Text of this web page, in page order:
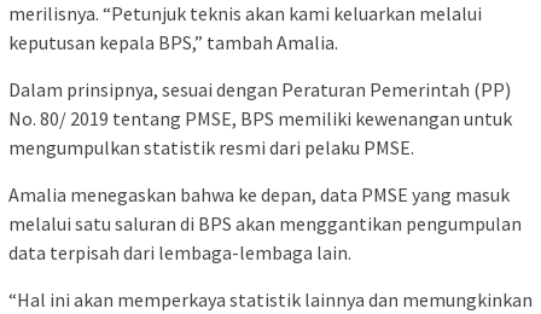
merilisnya. “Petunjuk teknis akan kami keluarkan melalui
keputusan kepala BPS,” tambah Amalia.
Dalam prinsipnya, sesuai dengan Peraturan Pemerintah (PP)
No. 80/ 2019 tentang PMSE, BPS memiliki kewenangan untuk
mengumpulkan statistik resmi dari pelaku PMSE.
Amalia menegaskan bahwa ke depan, data PMSE yang masuk
melalui satu saluran di BPS akan menggantikan pengumpulan
data terpisah dari lembaga-lembaga lain.
“Hal ini akan memperkaya statistik lainnya dan memungkinkan